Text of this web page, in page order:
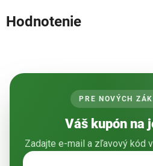
Hodnotenie
PRE NOVÝCH
Váš kupón na
Zadajte e-mail a zľavový kód